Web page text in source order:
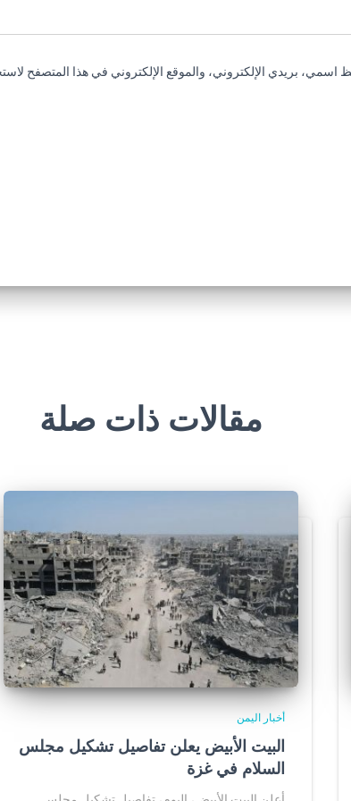
اسمي، بريدي الإلكتروني، والموقع الإلكتروني في هذا المتصفح
مقالات ذات صلة
أخبار اليمن
البيت الأبيض يعلن تفاصيل تشكيل مجلس
السلام في غزة